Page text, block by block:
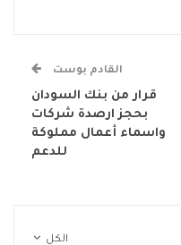
القادم بوست
قرار من بنك السودان
بحجز ارصدة شركات
واسماء أعمال مملوكة
للدعم
الكل